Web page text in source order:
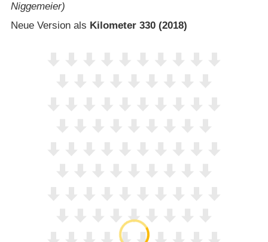
Niggemeier)
Neue Version als Kilometer 330 (2018)